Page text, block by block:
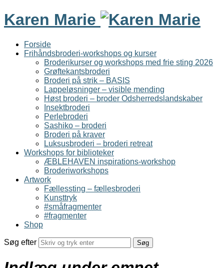
Karen Marie
Forside
Frihåndsbroderi-workshops og kurser
Broderikurser og workshops med frie sting 2026
Grøftekantsbroderi
Broderi på strik – BASIS
Lappeløsninger – visible mending
Høst broderi – broder Odsherredslandskaber
Insektbroderi
Perlebroderi
Sashiko – broderi
Broderi på kraver
Luksusbroderi – broderi retreat
Workshops for biblioteker
ÆBLEHAVEN inspirations-workshop
Broderiworkshops
Artwork
Fællessting – fællesbroderi
Kunsttryk
#småfragmenter
#fragmenter
Shop
Søg efter